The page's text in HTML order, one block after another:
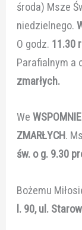
środa) Msze
niedzielnego.
O godz. 11.30
Parafialnym a
zmarłych.
We
ZMARŁYCH.
św. o g. 9.30
Bożemu
l. 90, ul.